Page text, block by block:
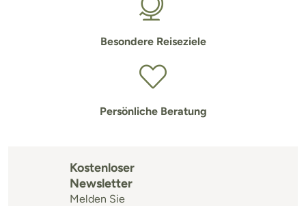
Besondere Reiseziele
Persönliche Beratung
Kostenloser
Newsletter
Melden Sie